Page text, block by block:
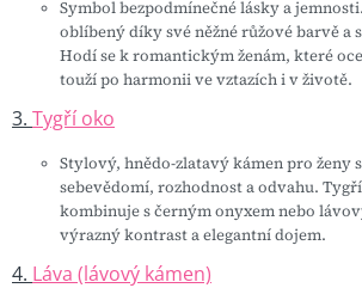
Symbol bezpodmínečné lásky a jemnosti.
oblíbený díky své něžné růžové barvě a
Hodí se k romantickým ženám, které
touží po harmonii ve vztazích i v životě.
3. Tygří oko
Stylový, hnědo-zlatavý kámen pro ženy
sebevědomí, rozhodnost a odvahu.
kombinuje s černým onyxem nebo
výrazný kontrast a elegantní dojem.
4. Láva (lávový kámen)